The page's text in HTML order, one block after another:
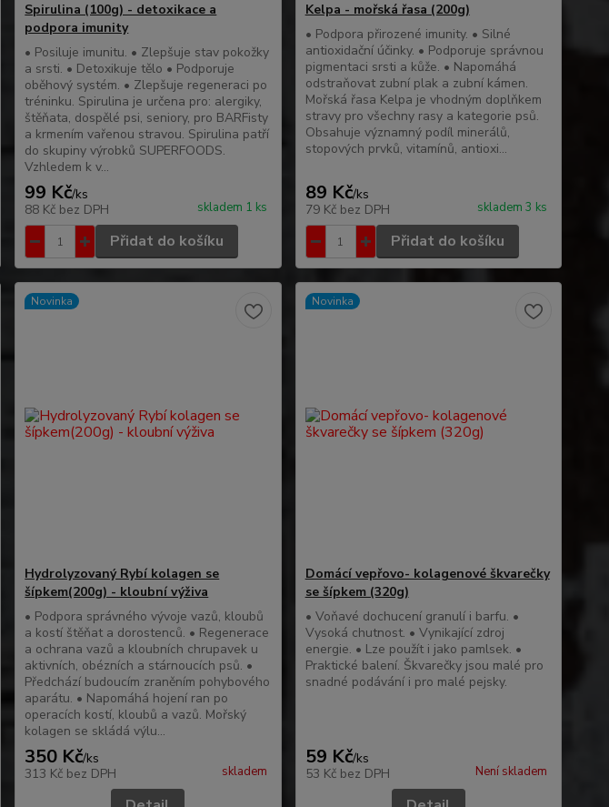
Spirulina (100g) - detoxikace a
podpora imunity
• Posiluje imunitu. • Zlepšuje stav pokožky
a srsti. • Detoxikuje tělo • Podporuje
oběhový systém. • Zlepšuje regeneraci po
tréninku. Spirulina je určena pro: alergiky,
štěňata, dospělé psi, seniory, pro BARFisty
a krmením vařenou stravou. Spirulina patří
do skupiny výrobků SUPERFOODS.
Vzhledem k v...
99 Kč/ks
88 Kč bez DPH skladem 1 ks
Přidat do košíku
Kelpa - mořská řasa (200g)
• Podpora přirozené imunity. • Silné
antioxidační účinky. • Podporuje správnou
pigmentaci srsti a kůže. • Napomáhá
odstraňovat zubní plak a zubní kámen.
Mořská řasa Kelpa je vhodným doplňkem
stravy pro všechny rasy a kategorie psů.
Obsahuje významný podíl minerálů,
stopových prvků, vitamínů, antioxi...
89 Kč/ks
79 Kč bez DPH skladem 3 ks
Přidat do košíku
Novinka
Hydrolyzovaný Rybí kolagen se
šípkem(200g) - kloubní výživa
• Podpora správného vývoje vazů, kloubů
a kostí štěňat a dorostenců. • Regenerace
a ochrana vazů a kloubních chrupavek u
aktivních, obézních a stárnoucích psů. •
Předchází budoucím zraněním pohybového
aparátu. • Napomáhá hojení ran po
operacích kostí, kloubů a vazů. Mořský
kolagen se skládá výlu...
350 Kč/ks
313 Kč bez DPH skladem
Novinka
Domácí vepřovo- kolagenové škvarečky
se šípkem (320g)
• Voňavé dochucení granulí i barfu. •
Vysoká chutnost. • Vynikající zdroj
energie. • Lze použít i jako pamlsek. •
Praktické balení. Škvarečky jsou malé pro
snadné podávání i pro malé pejsky.
59 Kč/ks
53 Kč bez DPH Není skladem